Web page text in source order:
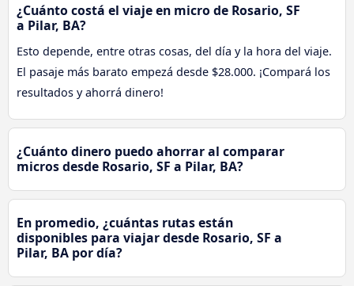
¿Cuánto costá el viaje en micro de Rosario, SF
a Pilar, BA?
Esto depende, entre otras cosas, del día y la hora del viaje.
El pasaje más barato empezá desde $28.000. ¡Compará los
resultados y ahorrá dinero!
¿Cuánto dinero puedo ahorrar al comparar
micros desde Rosario, SF a Pilar, BA?
En promedio, ¿cuántas rutas están
disponibles para viajar desde Rosario, SF a
Pilar, BA por día?